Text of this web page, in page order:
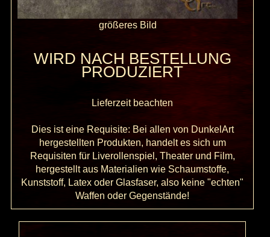
größeres Bild
WIRD NACH BESTELLUNG
PRODUZIERT
Lieferzeit beachten
Dies ist eine Requisite: Bei allen von DunkelArt
hergestellten Produkten, handelt es sich um
Requisiten für Liverollenspiel, Theater und Film,
hergestellt aus Materialien wie Schaumstoffe,
Kunststoff, Latex oder Glasfaser, also keine "echten"
Waffen oder Gegenstände!